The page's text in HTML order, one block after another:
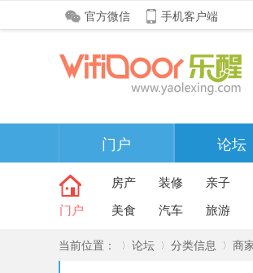
官方微信 手机客户端
门户 论坛
门户
房产 装修 亲子
美食
汽车 旅游
当前位置： 论坛 分类信息 商